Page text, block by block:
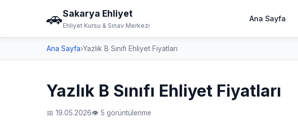
🚗Sakarya Ehliyet
Ehliyet Kursu & Sınav Merkezi
Ana Sayfa
Ana Sayfa›Yazlık B Sınıfı Ehliyet Fiyatları
Yazlık B Sınıfı Ehliyet Fiyatları
📅 19.05.2026👁 5 görüntülenme